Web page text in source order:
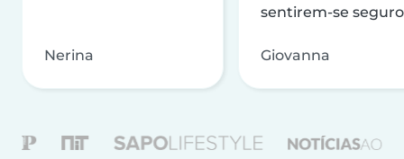
Nerina
sentirem-se
Giovanna